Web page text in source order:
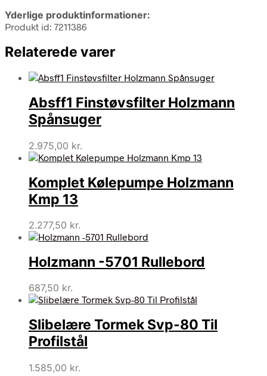
Yderlige produktinformationer:
Produkt id: 7211386
Relaterede varer
Absff1 Finstøvsfilter Holzmann
Spånsuger
2.975,00 kr.
Komplet Kølepumpe Holzmann
Kmp 13
2.277,50 kr.
Holzmann -5701 Rullebord
687,50 kr.
Slibelære Tormek Svp-80 Til
Profilstål
1.585,00 kr.